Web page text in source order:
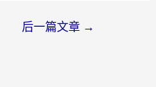
后一篇文章 →